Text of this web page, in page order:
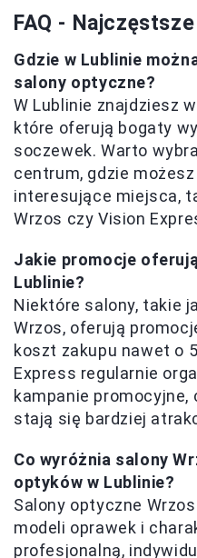
FAQ -
Gdzie w Lublinie
salony optyczne?
W Lublinie znajdziesz
które oferują bogaty
soczewek. Warto
centrum, gdzie
interesujące miejsca,
Wrzos czy Vision
Jakie promocje
Lublinie?
Niektóre salony, takie
Wrzos, oferują
koszt zakupu nawet o
Express regularnie
kampanie promocyjne,
stają się bardziej
Co wyróżnia salony
optyków w Lublinie?
Salony optyczne
modeli oprawek i
profesjonalną,